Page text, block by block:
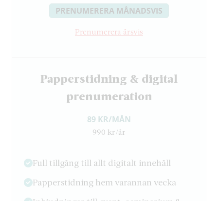
PRENUMERERA MÅNADSVIS
Prenumerera årsvis
Papperstidning & digital
prenumeration
89 KR/MÅN
990 kr/år
Full tillgång till allt digitalt innehåll
Papperstidning hem varannan vecka